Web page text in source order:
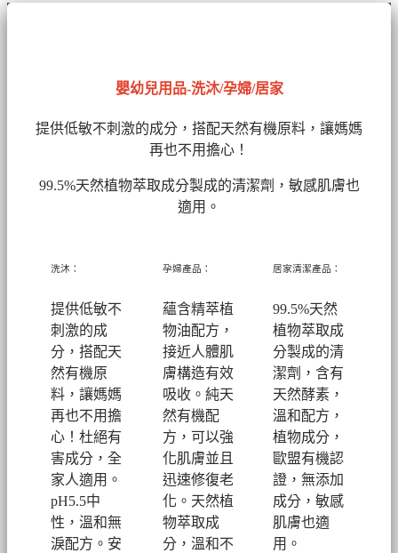
嬰幼兒用品-洗沐/孕婦/居家
提供低敏不刺激的成分，搭配天然有機原料，讓媽媽
再也不用擔心！
99.5%天然植物萃取成分製成的清潔劑 ，敏感肌膚也
適用。
洗沐：
提供低敏不
刺激的成
分，搭配天
然有機原
料，讓媽媽
再也不用擔
心！ 杜絕有
害成分，全
家人適用。
pH5.5中
性，溫和無
淚配方。安
孕婦產品：
蘊含精萃植
物油配方，
接近人體肌
膚構造有效
吸收。純天
然有機配
方，可以強
化肌膚並且
迅速修復老
化。 天然植
物萃取成
分，溫和不
居家清潔產品：
99.5%天然
植物萃取成
分製成的清
潔劑， 含有
天然酵素，
溫和配方，
植物成分，
歐盟有機認
證，無添加
成分，敏感
肌膚也適
用。